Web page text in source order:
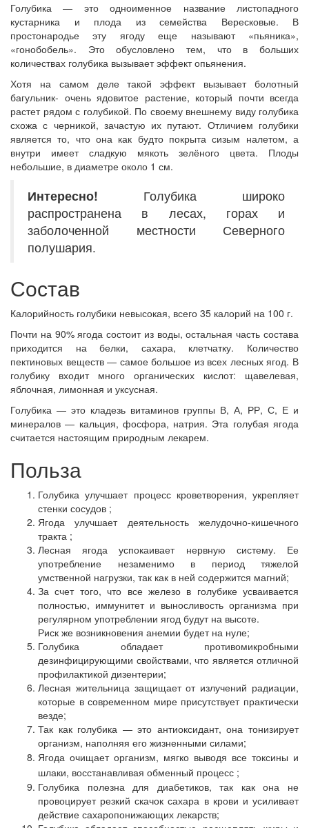
Голубика — это одноименное название листопадного
кустарника и плода из семейства Вересковые. В
простонародье эту ягоду еще называют «пьяника»,
«гонобобель». Это обусловлено тем, что в больших
количествах голубика вызывает эффект опьянения.
Хотя на самом деле такой эффект вызывает болотный
багульник- очень ядовитое растение, который почти всегда
растет рядом с голубикой. По своему внешнему виду голубика
схожа с черникой, зачастую их путают. Отличием голубики
является то, что она как будто покрыта сизым налетом, а
внутри имеет сладкую мякоть зелёного цвета. Плоды
небольшие, в диаметре около 1 см.
Интересно! Голубика широко
распространена в лесах, горах и
заболоченной местности Северного
полушария.
Состав
Калорийность голубики невысокая, всего 35 калорий на 100 г.
Почти на 90% ягода состоит из воды, остальная часть состава
приходится на белки, сахара, клетчатку. Количество
пектиновых веществ — самое большое из всех лесных ягод. В
голубику входит много органических кислот: щавелевая,
яблочная, лимонная и уксусная.
Голубика — это кладезь витаминов группы В, А, РР, С, Е и
минералов — кальция, фосфора, натрия. Эта голубая ягода
считается настоящим природным лекарем.
Польза
Голубика улучшает процесс кроветворения, укрепляет
стенки сосудов ;
Ягода улучшает деятельность желудочно-кишечного
тракта ;
Лесная ягода успокаивает нервную систему. Ее
употребление незаменимо в период тяжелой
умственной нагрузки, так как в ней содержится магний;
За счет того, что все железо в голубике усваивается
полностью, иммунитет и выносливость организма при
регулярном употреблении ягод будут на высоте.
Риск же возникновения анемии будет на нуле;
Голубика обладает противомикробными
дезинфицирующими свойствами, что является отличной
профилактикой дизентерии;
Лесная жительница защищает от излучений радиации,
которые в современном мире присутствует практически
везде;
Так как голубика — это антиоксидант, она тонизирует
организм, наполняя его жизненными силами;
Ягода очищает организм, мягко выводя все токсины и
шлаки, восстанавливая обменный процесс ;
Голубика полезна для диабетиков, так как она не
провоцирует резкий скачок сахара в крови и усиливает
действие сахаропонижающих лекарств;